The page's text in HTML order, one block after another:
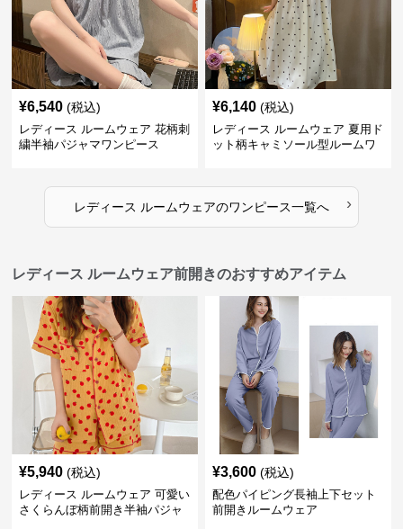
¥6,540 (税込)
レディース ルームウェア 花柄刺
繍半袖パジャマワンピース
¥6,140 (税込)
レディース ルームウェア 夏用ド
ット柄キャミソール型ルームワ
レディース ルームウェアのワンピース一覧へ ›
レディース ルームウェア前開きのおすすめアイテム
¥5,940 (税込)
レディース ルームウェア 可愛い
さくらんぼ柄前開き半袖パジャ
¥3,600 (税込)
配色パイピング長袖上下セット
前開きルームウェア